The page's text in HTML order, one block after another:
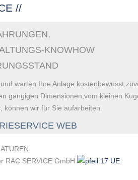
//
KNOWHOW
warten Ihre Anlage
gängigen Dimensionen,vom kleinen
können wir für Sie aufarbeiten.
RAC SERVICE GmbH